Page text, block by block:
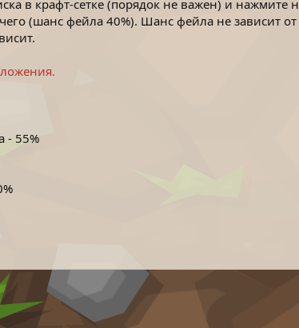
в крафт-сетке (порядок не важен) и нажмите
(шанс фейла 40%). Шанс фейла не зависит от
- 55%